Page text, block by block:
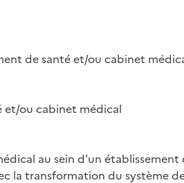
de santé et/ou cabinet
et/ou cabinet médical
au sein d'un établissement
la transformation du système